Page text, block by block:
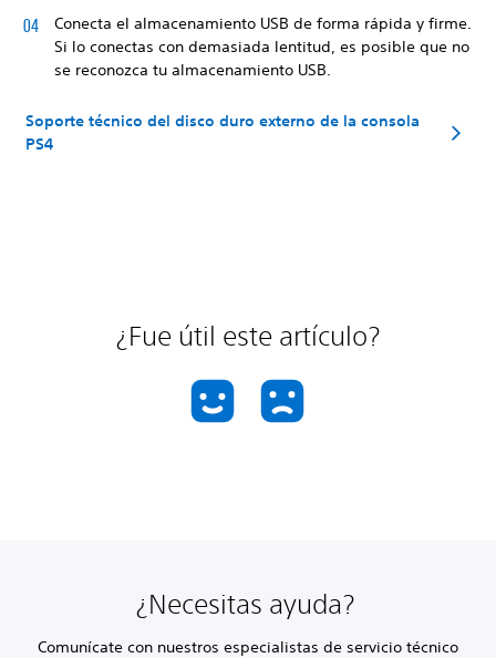
Conecta el almacenamiento USB de forma rápida y firme.
Si lo conectas con demasiada lentitud, es posible que no
se reconozca tu almacenamiento USB.
Soporte técnico del disco duro externo de la consola
PS4
¿Fue útil este artículo?
¿Necesitas ayuda?
Comunícate con nuestros especialistas de servicio técnico